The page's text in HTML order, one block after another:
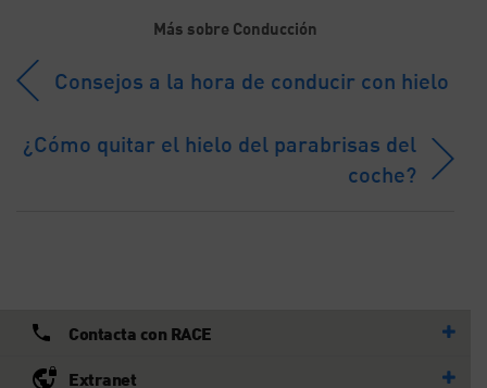
Más sobre Conducción
Consejos a la hora de conducir con hielo
¿Cómo quitar el hielo del parabrisas del
coche?
Contacta con RACE
Extranet